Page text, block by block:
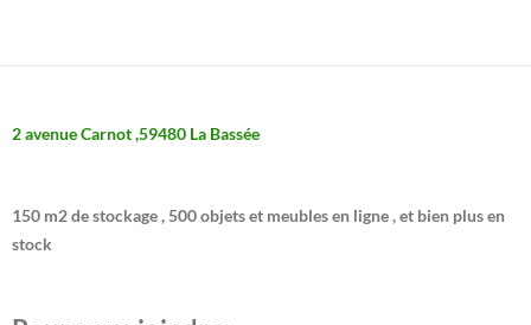
2 avenue Carnot ,59480 La Bassée
150 m2 de stockage , 500 objets et meubles en ligne , et bien plus en
stock